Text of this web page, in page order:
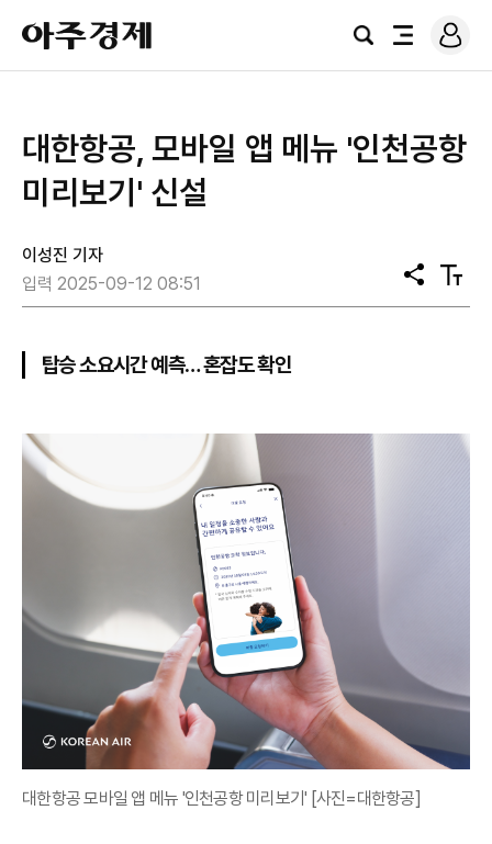
아
주
경
검
전
로
그
대한항공, 모바일 앱 메뉴 '인천공항
미리보기' 신설
이성진 기자
입력 2025-09-12 08:51
공
유
텍
스
탑승 소요시간 예측… 혼잡도 확인
대한항공 모바일 앱 메뉴 '인천공항 미리보기' [사진=대한항공]